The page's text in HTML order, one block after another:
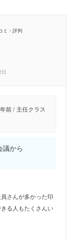
ミ・評判
前 / 主任クラス
から
さんが多かった印
る人もたくさんい